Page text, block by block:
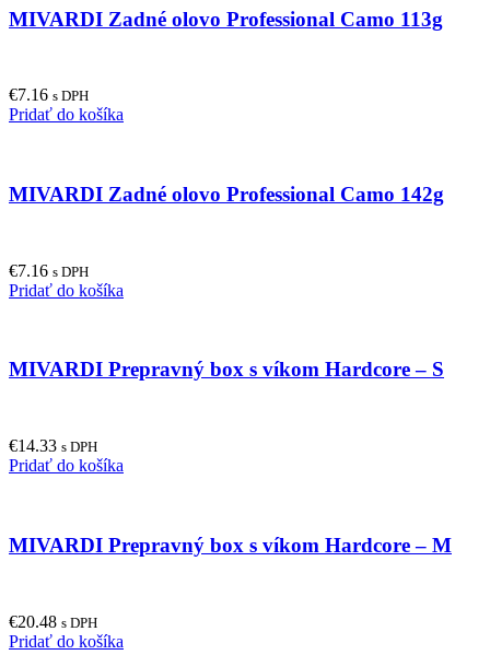
MIVARDI Zadné olovo Professional Camo 113g
€7.16 s DPH
Pridať do košíka
MIVARDI Zadné olovo Professional Camo 142g
€7.16 s DPH
Pridať do košíka
MIVARDI Prepravný box s víkom Hardcore – S
€14.33 s DPH
Pridať do košíka
MIVARDI Prepravný box s víkom Hardcore – M
€20.48 s DPH
Pridať do košíka